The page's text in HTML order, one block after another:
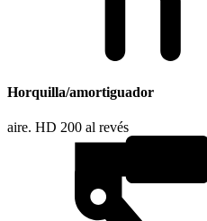
Horquilla/amortiguador
aire. HD 200 al revés